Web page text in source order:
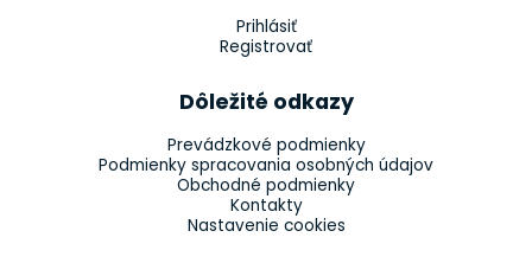
Prihlásiť
Registrovať
Dôležité odkazy
Prevádzkové podmienky
Podmienky spracovania osobných údajov
Obchodné podmienky
Kontakty
Nastavenie cookies